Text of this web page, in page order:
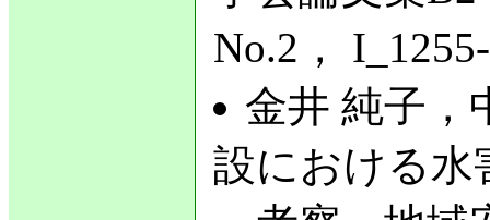
No.2，
金井 純子，
設における水